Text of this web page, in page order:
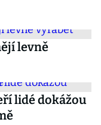
levně
lidé dokážou